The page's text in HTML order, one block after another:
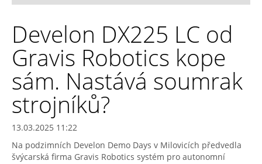
Develon DX225 LC od
Gravis Robotics kope
sám. Nastává soumrak
strojníků?
13.03.2025 11:22
Na podzimních Develon Demo Days v Milovicích předvedla
švýcarská firma Gravis Robotics systém pro autonomní